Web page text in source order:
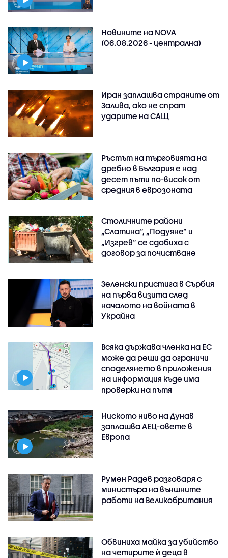
Новините на NOVA
(06.08.2026 - централна)
Иран заплашва страните от
Залива, ако не спрат
ударите на САЩ
Ръстът на търговията на
дребно в България е над
десет пъти по-висок от
средния в еврозоната
Столичните райони
„Слатина“, „Подуяне“ и
„Изгрев“ се сдобиха с
договор за почистване
Зеленски пристига в Сърбия
на първа визита след
началото на войната в
Украйна
Всяка държава членка на ЕС
може да реши да ограничи
споделянето в приложения
на информация къде има
проверки на пътя
Ниското ниво на Дунав
заплашва АЕЦ-овете в
Европа
Румен Радев разговаря с
министъра на външните
работи на Великобритания
Обвиниха майка за убийство
на четирите ѝ деца в